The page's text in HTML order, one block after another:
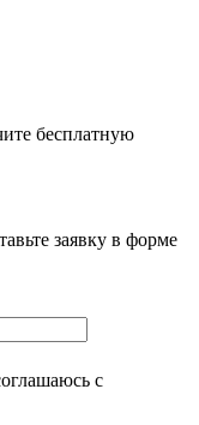
бесплатную
заявку в форме
с